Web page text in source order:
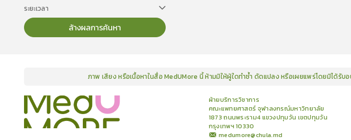
ระยะเวลา
ล้างผลการค้นหา
ภาพ เสียง หรือเนื้อหาในสื่อ MedUMore นี้ ห้ามมิให้ผู้ใดทำซ้ำ ดัดแปลง หรือเผยแพร่โดยมิได้
ฝ่ายบริการวิชาการ
คณะแพทยศาสตร์ จุฬาลงกรณ์มหาวิทยาลัย
1873 ถนนพระราม4 แขวงปทุมวัน เขตปทุมวัน
กรุงเทพฯ 10330
medumore@chula.md
คอร์สคลังเนื้อหาประชุมวิชาการ